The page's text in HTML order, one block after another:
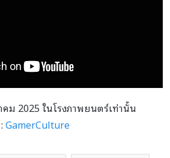
ม 2025 ในโรงภาพยนตร์เท่านั้น
GamerCulture